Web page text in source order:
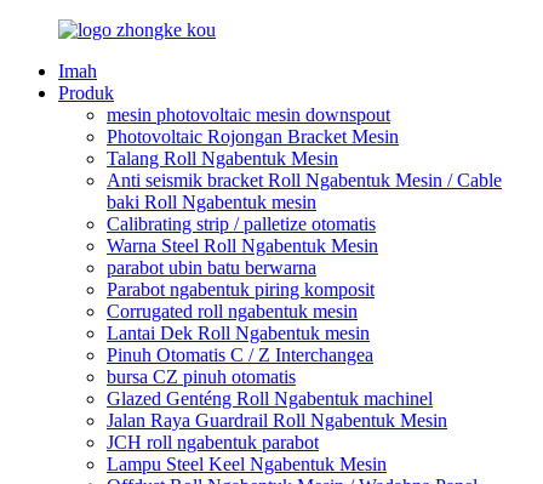
Imah
Produk
mesin photovoltaic mesin downspout
Photovoltaic Rojongan Bracket Mesin
Talang Roll Ngabentuk Mesin
Anti seismik bracket Roll Ngabentuk Mesin / Cable
baki Roll Ngabentuk mesin
Calibrating strip / palletize otomatis
Warna Steel Roll Ngabentuk Mesin
parabot ubin batu berwarna
Parabot ngabentuk piring komposit
Corrugated roll ngabentuk mesin
Lantai Dek Roll Ngabentuk mesin
Pinuh Otomatis C / Z Interchangea
bursa CZ pinuh otomatis
Glazed Genténg Roll Ngabentuk machinel
Jalan Raya Guardrail Roll Ngabentuk Mesin
JCH roll ngabentuk parabot
Lampu Steel Keel Ngabentuk Mesin